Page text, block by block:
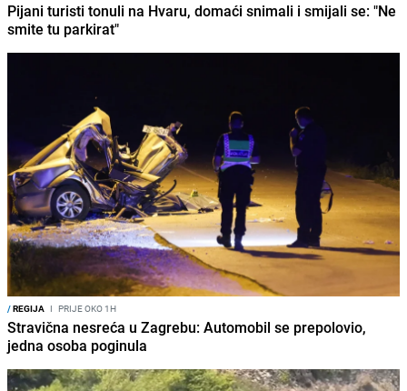
Pijani turisti tonuli na Hvaru, domaći snimali i smijali se: "Ne
smite tu parkirat"
/REGIJA I PRIJE OKO 1H
Stravična nesreća u Zagrebu: Automobil se prepolovio,
jedna osoba poginula